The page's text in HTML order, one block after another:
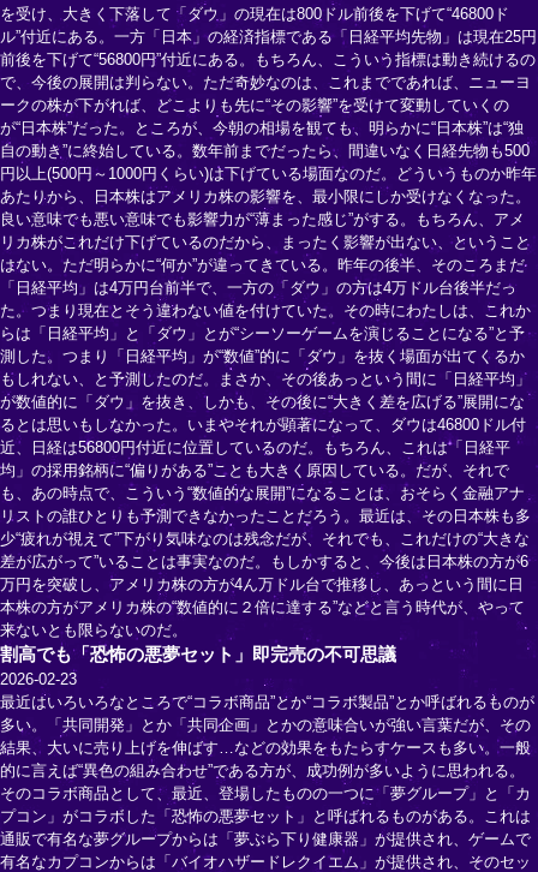
を受け、大きく下落して「ダウ」の現在は800ドル前後を下げて“46800ド
ル”付近にある。一方「日本」の経済指標である「日経平均先物」は現在25円
前後を下げて“56800円”付近にある。もちろん、こういう指標は動き続けるの
で、今後の展開は判らない。ただ奇妙なのは、これまでであれば、ニューヨ
ークの株が下がれば、どこよりも先に“その影響”を受けて変動していくの
が“日本株”だった。ところが、今朝の相場を観ても、明らかに“日本株”は“独
自の動き”に終始している。数年前までだったら、間違いなく日経先物も500
円以上(500円～1000円くらい)は下げている場面なのだ。どういうものか昨年
あたりから、日本株はアメリカ株の影響を、最小限にしか受けなくなった。
良い意味でも悪い意味でも影響力が“薄まった感じ”がする。もちろん、アメ
リカ株がこれだけ下げているのだから、まったく影響が出ない、ということ
はない。ただ明らかに“何か”が違ってきている。昨年の後半、そのころまだ
「日経平均」は4万円台前半で、一方の「ダウ」の方は4万ドル台後半だっ
た。つまり現在とそう違わない値を付けていた。その時にわたしは、これか
らは「日経平均」と「ダウ」とが“シーソーゲームを演じることになる”と予
測した。つまり「日経平均」が“数値”的に「ダウ」を抜く場面が出てくるか
もしれない、と予測したのだ。まさか、その後あっという間に「日経平均」
が数値的に「ダウ」を抜き、しかも、その後に“大きく差を広げる”展開にな
るとは思いもしなかった。いまやそれが顕著になって、ダウは46800ドル付
近、日経は56800円付近に位置しているのだ。もちろん、これは「日経平
均」の採用銘柄に“偏りがある”ことも大きく原因している。だが、それで
も、あの時点で、こういう“数値的な展開”になることは、おそらく金融アナ
リストの誰ひとりも予測できなかったことだろう。最近は、その日本株も多
少“疲れが視えて”下がり気味なのは残念だが、それでも、これだけの“大きな
差が広がって”いることは事実なのだ。もしかすると、今後は日本株の方が6
万円を突破し、アメリカ株の方が4ん万ドル台で推移し、あっという間に日
本株の方がアメリカ株の“数値的に２倍に達する”などと言う時代が、やって
来ないとも限らないのだ。
割高でも「恐怖の悪夢セット」即完売の不可思議
2026-02-23
最近はいろいろなところで“コラボ商品”とか“コラボ製品”とか呼ばれるものが
多い。「共同開発」とか「共同企画」とかの意味合いが強い言葉だが、その
結果、大いに売り上げを伸ばす…などの効果をもたらすケースも多い。一般
的に言えば“異色の組み合わせ”である方が、成功例が多いように思われる。
そのコラボ商品として、最近、登場したものの一つに「夢グループ」と「カ
プコン」がコラボした「恐怖の悪夢セット」と呼ばれるものがある。これは
通販で有名な夢グループからは「夢ぶら下り健康器」が提供され、ゲームで
有名なカプコンからは「バイオハザードレクイエム」が提供され、そのセッ